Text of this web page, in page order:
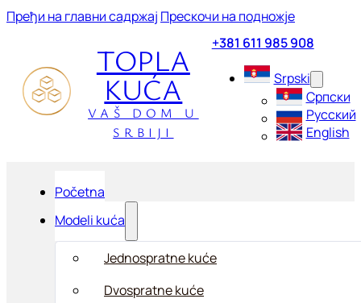
Пређи на главни садржај Прескочи на подножје
TOPLA
KUĆA
VAŠ DOM U
SRBIJI
+381 611 985 908
Srpski
Српски
Русский
English
Početna
Modeli kuća
Jednospratne kuće
Dvospratne kuće